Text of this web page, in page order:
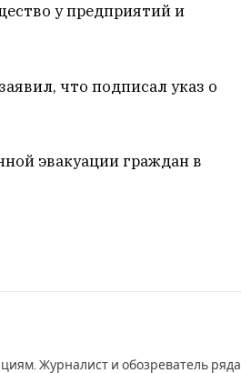
у предприятий и
что подписал указ о
эвакуации граждан в
Журналист и обозреватель ряда